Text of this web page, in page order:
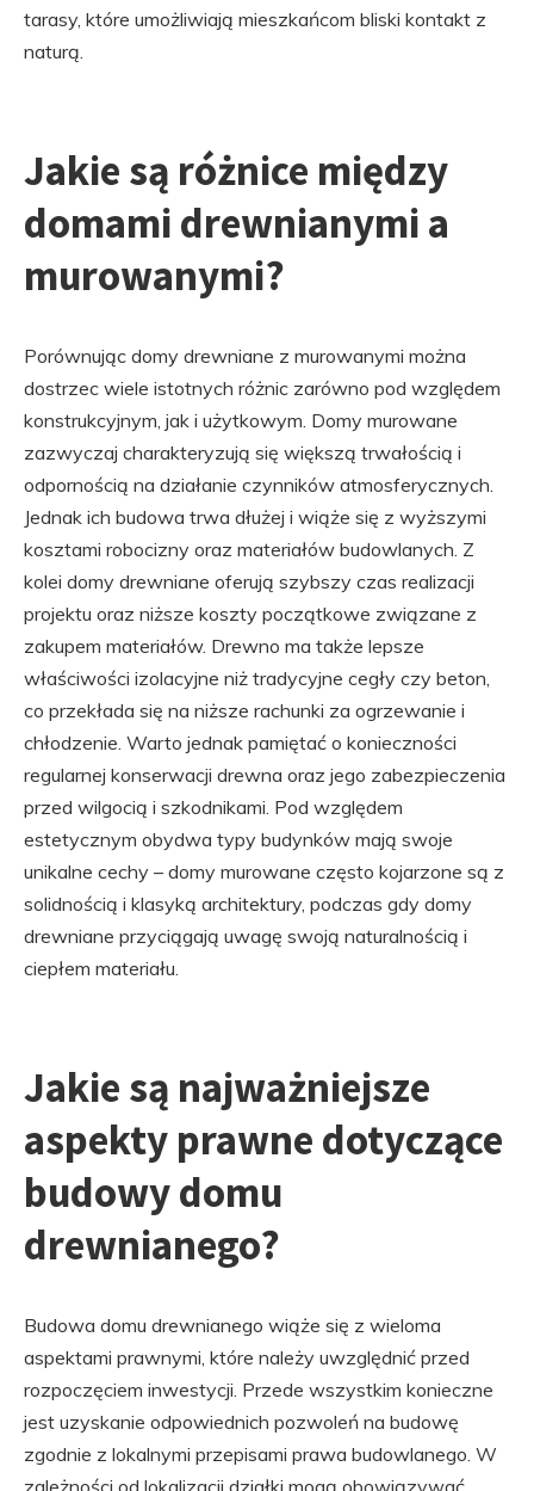
tarasy, które umożliwiają mieszkańcom bliski kontakt z
naturą.
Jakie są różnice między
domami drewnianymi a
murowanymi?
Porównując domy drewniane z murowanymi można
dostrzec wiele istotnych różnic zarówno pod względem
konstrukcyjnym, jak i użytkowym. Domy murowane
zazwyczaj charakteryzują się większą trwałością i
odpornością na działanie czynników atmosferycznych.
Jednak ich budowa trwa dłużej i wiąże się z wyższymi
kosztami robocizny oraz materiałów budowlanych. Z
kolei domy drewniane oferują szybszy czas realizacji
projektu oraz niższe koszty początkowe związane z
zakupem materiałów. Drewno ma także lepsze
właściwości izolacyjne niż tradycyjne cegły czy beton,
co przekłada się na niższe rachunki za ogrzewanie i
chłodzenie. Warto jednak pamiętać o konieczności
regularnej konserwacji drewna oraz jego zabezpieczenia
przed wilgocią i szkodnikami. Pod względem
estetycznym obydwa typy budynków mają swoje
unikalne cechy – domy murowane często kojarzone są z
solidnością i klasyką architektury, podczas gdy domy
drewniane przyciągają uwagę swoją naturalnością i
ciepłem materiału.
Jakie są najważniejsze
aspekty prawne dotyczące
budowy domu
drewnianego?
Budowa domu drewnianego wiąże się z wieloma
aspektami prawnymi, które należy uwzględnić przed
rozpoczęciem inwestycji. Przede wszystkim konieczne
jest uzyskanie odpowiednich pozwoleń na budowę
zgodnie z lokalnymi przepisami prawa budowlanego. W
zależności od lokalizacji działki mogą obowiązywać